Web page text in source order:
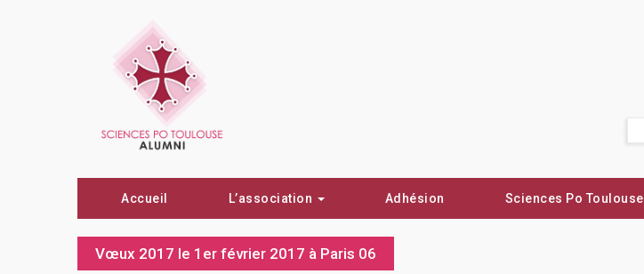
Accueil L’association Adhésion Sciences Po Toulouse
Vœux 2017 le 1er février 2017 à Paris 06